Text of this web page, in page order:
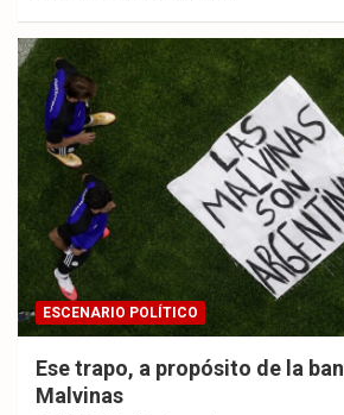
ESCENARIO POLÍTICO
Ese trapo, a propósito de la
Malvinas